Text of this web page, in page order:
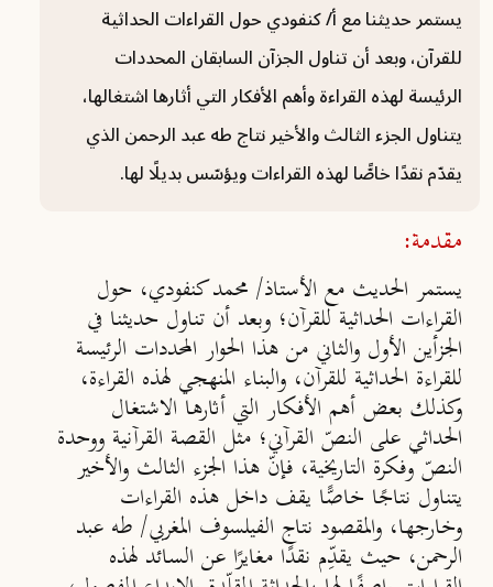
يستمر حديثنا مع أ/ كنفودي حول القراءات الحداثية
للقرآن، وبعد أن تناول الجزآن السابقان المحددات
الرئيسة لهذه القراءة وأهم الأفكار التي أثارها اشتغالها،
يتناول الجزء الثالث والأخير نتاج طه عبد الرحمن الذي
يقدّم نقدًا خاصًّا لهذه القراءات ويؤسّس بديلًا لها.
مقدمة:
يستمر الحديث مع الأستاذ/ محمد كنفودي، حول
القراءات الحداثية للقرآن؛ وبعد أن تناول حديثنا في
الجزأين الأول والثاني من هذا الحوار المحددات الرئيسة
للقراءة الحداثية للقرآن، والبناء المنهجي لهذه القراءة،
وكذلك بعض أهم الأفكار التي أثارها الاشتغال
الحداثي على النصّ القرآني؛ مثل القصة القرآنية ووحدة
النصّ وفكرة التاريخية، فإنّ هذا الجزء الثالث والأخير
يتناول نتاجًا خاصًّا يقف داخل هذه القراءات
وخارجها، والمقصود نتاج الفيلسوف المغربي/ طه عبد
الرحمن، حيث يقدِّم نقدًا مغايرًا عن السائد لهذه